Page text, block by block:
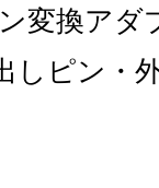
変換ア
しピン・